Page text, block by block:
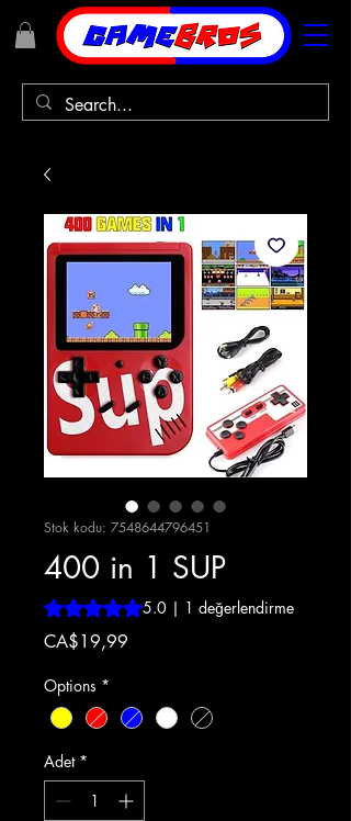
Stok kodu: 7548644796451
400 in 1 SUP
1 değerlendirmeye göre beş yıldız
5.0 | 1 değerlendirme
CA$19,99
Options *
Adet *